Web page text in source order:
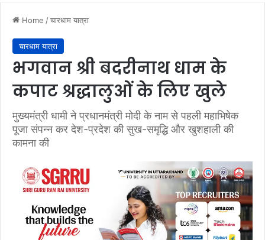
Home /चारधाम यात्रा
चारधाम यात्रा
भगवान श्री बदरीनाथ धाम के
कपाट श्रद्धालुओं के लिए खुले
मुख्यमंत्री धामी ने प्रधानमंत्री मोदी के नाम से पहली महाभिषेक
पूजा संपन्न कर देश-प्रदेश की सुख-समृद्धि और खुशहाली की
कामना की